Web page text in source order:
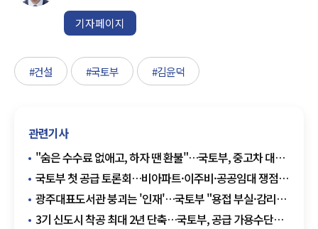
기자페이지
#건설 #국토부 #김윤덕
관련기사
"숨은 수수료 없애고, 하자 땐 환불"…국토부, 중고차 대책
발표
국토부 첫 공급 토론회…비아파트·이주비·공공임대 쟁점
부상
광주대표도서관 붕괴는 '인재'…국토부 "용접 부실·감리
소홀 확인"
3기 신도시 착공 최대 2년 단축…국토부, 공급 가용수단